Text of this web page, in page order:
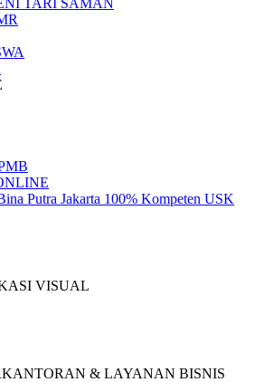
Putra Jakarta 100% Kompeten USK
VISUAL
& LAYANAN BISNIS